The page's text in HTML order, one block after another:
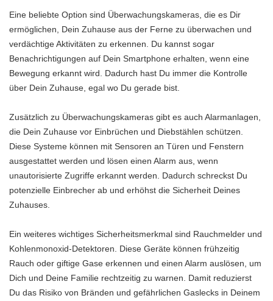
Eine beliebte Option sind Überwachungskameras, die es Dir
ermöglichen, Dein Zuhause aus der Ferne zu überwachen und
verdächtige Aktivitäten zu erkennen. Du kannst sogar
Benachrichtigungen auf Dein Smartphone erhalten, wenn eine
Bewegung erkannt wird. Dadurch hast Du immer die Kontrolle
über Dein Zuhause, egal wo Du gerade bist.
Zusätzlich zu Überwachungskameras gibt es auch Alarmanlagen,
die Dein Zuhause vor Einbrüchen und Diebstählen schützen.
Diese Systeme können mit Sensoren an Türen und Fenstern
ausgestattet werden und lösen einen Alarm aus, wenn
unautorisierte Zugriffe erkannt werden. Dadurch schreckst Du
potenzielle Einbrecher ab und erhöhst die Sicherheit Deines
Zuhauses.
Ein weiteres wichtiges Sicherheitsmerkmal sind Rauchmelder und
Kohlenmonoxid-Detektoren. Diese Geräte können frühzeitig
Rauch oder giftige Gase erkennen und einen Alarm auslösen, um
Dich und Deine Familie rechtzeitig zu warnen. Damit reduzierst
Du das Risiko von Bränden und gefährlichen Gaslecks in Deinem